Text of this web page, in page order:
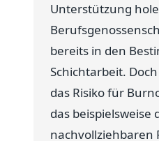
Unterstützung
bereits in den
Schichtarbeit.
das Risiko für
das
nachvollziehbaren